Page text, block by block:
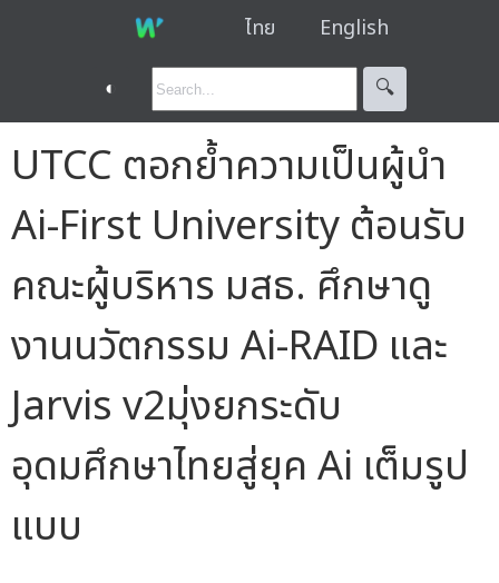
ไทย English
◐ 🔍︎
UTCC ตอกย้ำความเป็นผู้นำ
Ai-First University ต้อนรับ
คณะผู้บริหาร มสธ. ศึกษาดู
งานนวัตกรรม Ai-RAID และ
Jarvis v2มุ่งยกระดับ
อุดมศึกษาไทยสู่ยุค Ai เต็มรูป
แบบ